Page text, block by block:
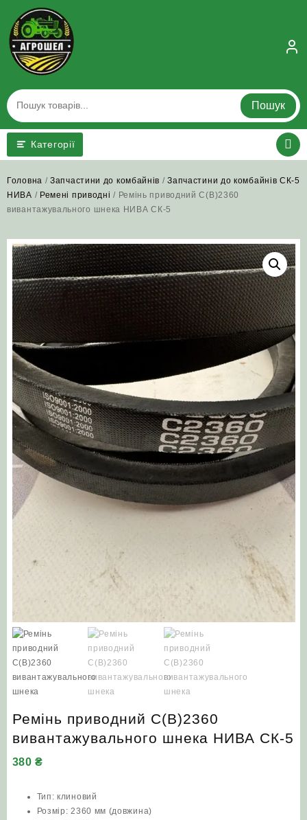
content
Пошук
Категорії
Головна /Запчастини до комбайнів /Запчастини до комбайнів СК-5
НИВА / Ремені приводні / Ремінь приводний C(В)2360
вивантажувального шнека НИВА СК-5
Ремінь приводний C(В)2360
вивантажувального шнека НИВА СК-5
380₴
Тип: клиновий
Розмір: 2360 мм (довжина)